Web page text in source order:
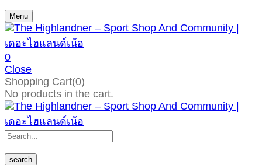
Menu
0
Close
Shopping Cart(0)
No products in the cart.
search